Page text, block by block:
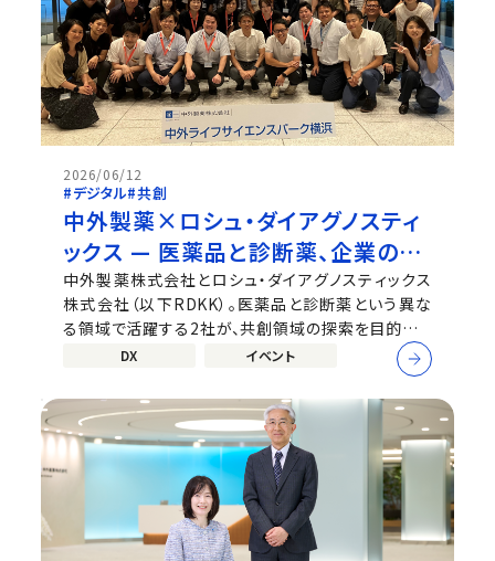
2026/06/12
#デジタル#共創
中外製薬×ロシュ・ダイアグノスティ
ックス — 医薬品と診断薬、企業の垣
根を越えたさらなる共創へ
中外製薬株式会社とロシュ・ダイアグノスティックス
株式会社（以下RDKK）。医薬品と診断薬という異な
る領域で活躍する2社が、共創領域の探索を目的にワ
ークショップを開催しました。今回は、このワークショ
ップの企画・運営に携わった両社のメンバーに、開催
の背景から当日の様子、そして今後の展望まで、たっ
ぷりと語っていただきました。 ...
DX イベント